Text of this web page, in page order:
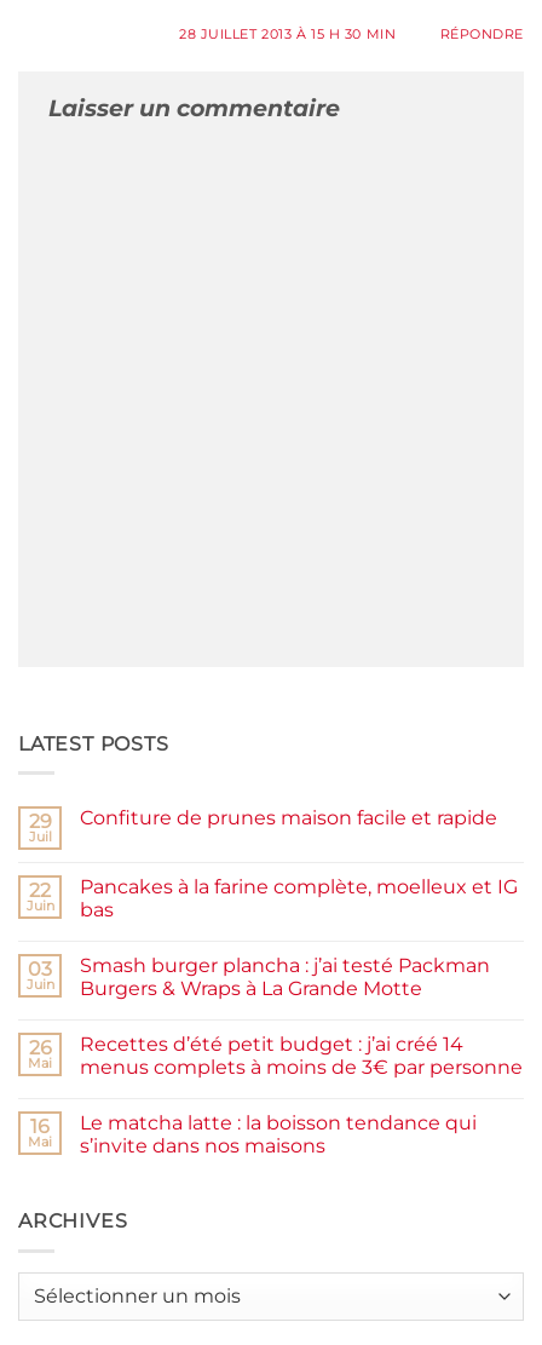
28 JUILLET 2013 À 15 H 30 MIN RÉPONDRE
Laisser un commentaire
LATEST POSTS
29
Juil
Confiture de prunes maison facile et rapide
Confiture
de
prunes
et
rapide
22
Juin
Pancakes à la farine complète, moelleux et IG
bas
sur
Pancakes
à
complète,
moelleux
et
03
Juin
Smash burger plancha : j’ai testé Packman
Burgers & Wraps à La Grande Motte
sur
Smash
burger
testé
Packman
Burgers &
Grande
Motte
26
Mai
Recettes d’été petit budget : j’ai créé 14
menus complets à moins de 3€ par personne
sur
Recettes
d’été
j’ai
créé
à
16
Mai
Le matcha latte : la boisson tendance qui
s’invite dans nos maisons
Le
matcha
boisson
ARCHIVES
Archives